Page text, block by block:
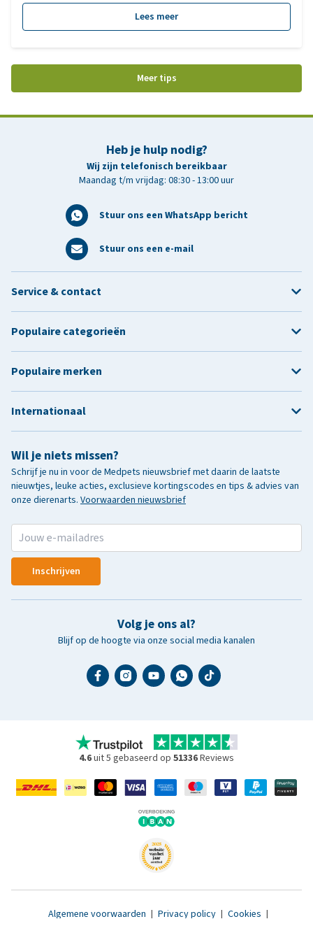
omheen lopen. Toch is dat instinct niet altijd feilloos. Vooral bij
een kale weide, verveling, nieuwsgierigheid of bij giftige planten
vergiftiging voorkomt en wat je moet doen bij twijfel of in een
Lees meer
Meer tips
Heb je hulp nodig?
Wij zijn telefonisch bereikbaar
Maandag t/m vrijdag: 08:30 - 13:00 uur
Stuur ons een WhatsApp bericht
Stuur ons een e-mail
Wil je niets missen?
Schrijf je nu in voor de Medpets nieuwsbrief met daarin de laatste
nieuwtjes, leuke acties, exclusieve kortingscodes en tips & advies van
onze dierenarts. Voorwaarden nieuwsbrief
Inschrijven
Volg je ons al?
Blijf op de hoogte via onze social media kanalen
Service & contact
Populaire categorieën
Populaire merken
Internationaal
4.6uit 5 gebaseerd op 51336Reviews
Algemene voorwaarden | Privacy policy | Cookies |